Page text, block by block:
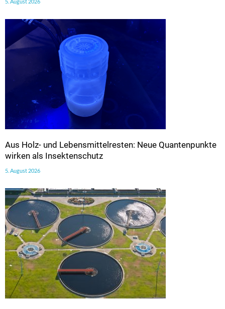
5. August 2026
Aus Holz- und Lebensmittelresten: Neue Quantenpunkte
wirken als Insektenschutz
5. August 2026